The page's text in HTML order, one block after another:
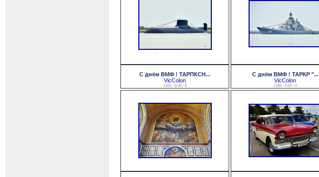
С днём ВМФ ! ТАРПКСН...
VicColon
1495 / 0.00 / 0
С днём ВМФ ! ТАРКР "...
VicColon
1386 / 0.00 / 0